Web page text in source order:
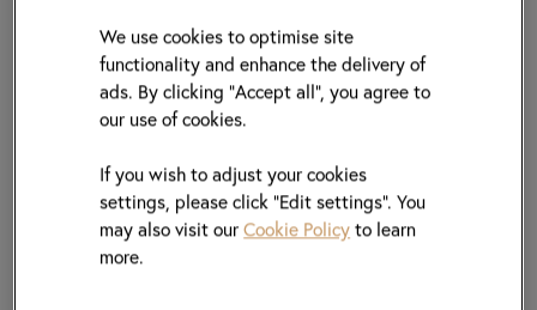
暫停股份過戶登記日期
2025年第二次中期股息(取代末期股息)之記錄日期
2025年第二次中期股息(取代末期股息)之派發日期
We use cookies to optimise site
functionality and enhance the delivery of
ads. By clicking "Accept all", you agree to
our use of cookies.
If you wish to adjust your cookies
settings, please click “Edit settings”. You
may also visit ourCookie Policy to learn
more.